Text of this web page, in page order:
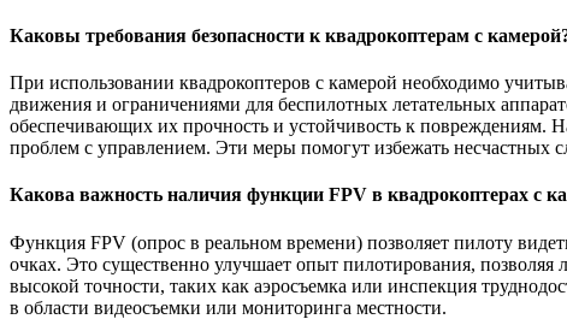
Каковы требования безопасности к квадрокоптерам с
При использовании квадрокоптеров с камерой необходимо
движения и ограничениями для беспилотных летательных
обеспечивающих их прочность и устойчивость к повреждениям.
проблем с управлением. Эти меры помогут избежать несчастных
Какова важность наличия функции FPV в квадрокоптерах с
Функция FPV (опрос в реальном времени) позволяет пилоту
очках. Это существенно улучшает опыт пилотирования,
высокой точности, таких как аэросъемка или инспекция
в области видеосъемки или мониторинга местности.